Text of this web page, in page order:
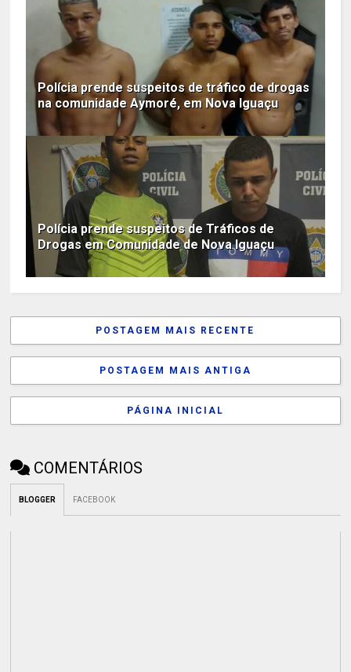
Polícia prende suspeitos de tráfico de drogas
na comunidade Aymoré, em Nova Iguaçu
Polícia prende suspeitos de Tráficos de
Drogas em Comunidade de Nova Iguaçu
POSTAGEM MAIS RECENTE
POSTAGEM MAIS ANTIGA
PÁGINA INICIAL
COMENTÁRIOS
BLOGGER FACEBOOK